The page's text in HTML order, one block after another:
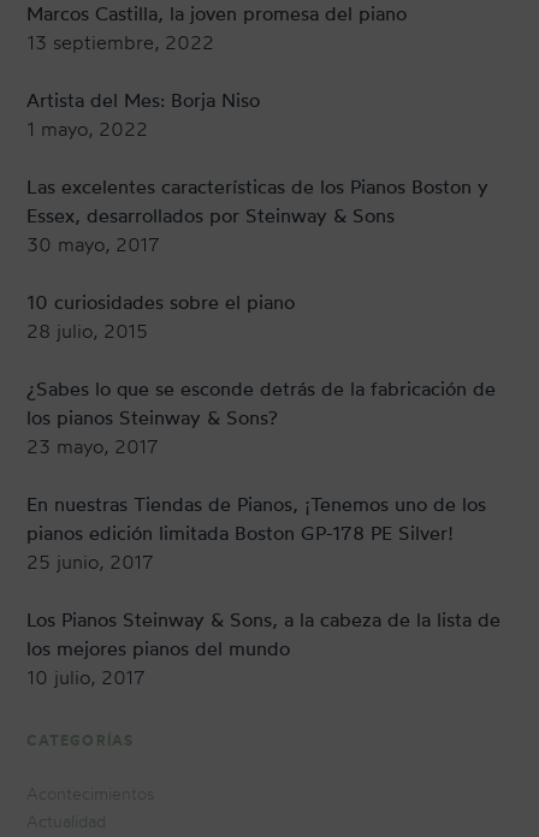
Marcos Castilla, la joven promesa del piano
13 septiembre, 2022
Artista del Mes: Borja Niso
1 mayo, 2022
Las excelentes características de los Pianos Boston y
Essex, desarrollados por Steinway & Sons
30 mayo, 2017
10 curiosidades sobre el piano
28 julio, 2015
¿Sabes lo que se esconde detrás de la fabricación de
los pianos Steinway & Sons?
23 mayo, 2017
En nuestras Tiendas de Pianos, ¡Tenemos uno de los
pianos edición limitada Boston GP-178 PE Silver!
25 junio, 2017
Los Pianos Steinway & Sons, a la cabeza de la lista de
los mejores pianos del mundo
10 julio, 2017
CATEGORÍAS
Acontecimientos
Actualidad